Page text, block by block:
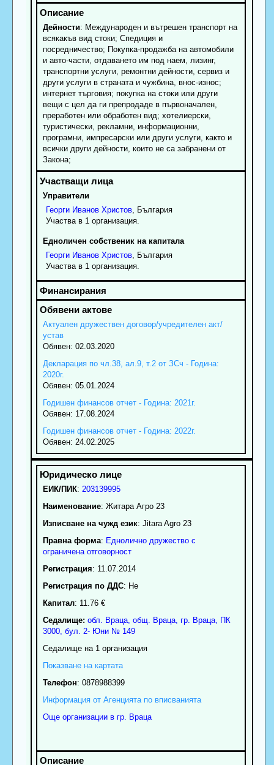
Дейности: Международен и вътрешен транспорт на
всякакъв вид стоки; Спедиция и
посредничество; Покупка-продажба на автомобили
и авто-части, отдаването им под наем, лизинг,
транспортни услуги, ремонтни дейности, сервиз и
други услуги в страната и чужбина, внос-износ;
интернет търговия; покупка на стоки или други
вещи с цел да ги препродаде в първоначален,
преработен или обработен вид; хотелиерски,
туристически, рекламни, информационни,
програмни, импресарски или други услуги, както и
всички други дейности, които не са забранени от
Закона;
Управители
Георги Иванов Христов, България
Участва в 1 организация.
Едноличен собственик на капитала
Георги Иванов Христов, България
Участва в 1 организация.
Актуален дружествен договор/учредителен акт/
устав
Обявен: 02.03.2020
Декларация по чл.38, ал.9, т.2 от ЗСч - Година:
2020г.
Обявен: 05.01.2024
Годишен финансов отчет - Година: 2021г.
Обявен: 17.08.2024
Годишен финансов отчет - Година: 2022г.
Обявен: 24.02.2025
ЕИК/ПИК: 203139995
Наименование: Житара Агро 23
Изписване на чужд език: Jitara Agro 23
Правна форма: Еднолично дружество с
ограничена отговорност
Регистрация: 11.07.2014
Регистрация по ДДС: Нe
Капитал: 11.76 €
Седалище: обл. Враца, общ. Враца, гр. Враца, ПК
3000, бул. 2- Юни № 149
Седалище на 1 организация
Показване на картата
Телефон: 0878988399
Информация от Агенцията по вписванията
Още организации в гр. Враца